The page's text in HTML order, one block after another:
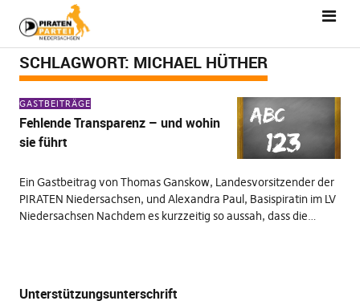
SCHLAGWORT: MICHAEL HÜTHER
GASTBEITRÄGE
Fehlende Transparenz – und wohin
sie führt
Ein Gastbeitrag von Thomas Ganskow, Landesvorsitzender der
PIRATEN Niedersachsen, und Alexandra Paul, Basispiratin im LV
Niedersachsen Nachdem es kurzzeitig so aussah, dass die…
Unterstützungsunterschrift